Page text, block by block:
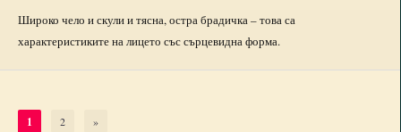
Широко чело и скули и тясна, остра брадичка – това са
характеристиките на лицето със сърцевидна форма.
1 2 »